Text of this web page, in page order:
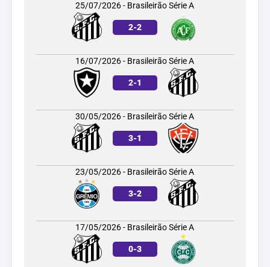
25/07/2026 - Brasileirão Série A
2-2
16/07/2026 - Brasileirão Série A
2-1
30/05/2026 - Brasileirão Série A
3-1
23/05/2026 - Brasileirão Série A
3-2
17/05/2026 - Brasileirão Série A
0-3